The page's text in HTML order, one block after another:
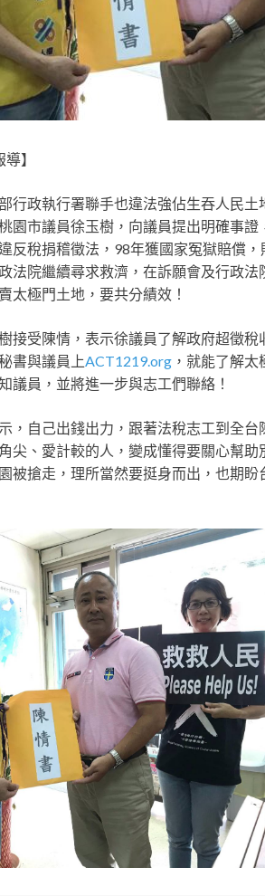
】
行政執行署聯手也違法強佔生吞人民
園市議員徐玉樹，向議員提出明確事
反稅捐稽徵法，98年獲國家冤獄賠償
法院繼續尋求救濟，在訴願會及行政
太極門土地，要共分績效！
接受陳情，表示徐議員了解政府超徵
書與議員上ACT1219.org ，就能了解
議員，並將進一步與志工們聯絡！
，自己出錢出力，跟著法稅志工到全
尖、愛計較的人，變成懂得要關心幫
被搶走，理所當然要挺身而出，也期